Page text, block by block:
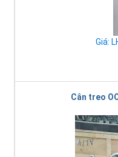
Giá:
Cân treo